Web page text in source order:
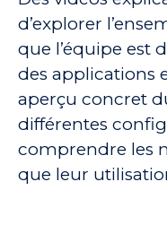
d’explorer
que l’équipe est
des applications
aperçu concret
différentes
comprendre les
que leur